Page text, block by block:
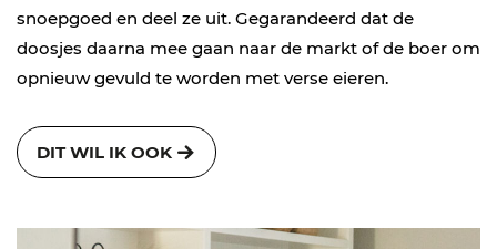
snoepgoed en deel ze uit. Gegarandeerd dat de
doosjes daarna mee gaan naar de markt of de boer om
opnieuw gevuld te worden met verse eieren.
DIT WIL IK OOK